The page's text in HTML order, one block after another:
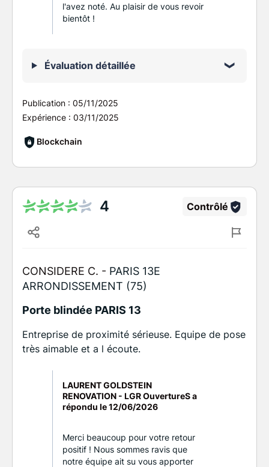
l'avez noté. Au plaisir de vous revoir
bientôt !
Évaluation détaillée
Publication : 05/11/2025
Expérience : 03/11/2025
Blockchain
4 Contrôlé
CONSIDERE C. - PARIS 13E
ARRONDISSEMENT (75)
Porte blindée PARIS 13
Entreprise de proximité sérieuse. Equipe de pose
très aimable et a l écoute.
LAURENT GOLDSTEIN
RENOVATION - LGR OuvertureS a
répondu le12/06/2026
Merci beaucoup pour votre retour
positif ! Nous sommes ravis que
notre équipe ait su vous apporter